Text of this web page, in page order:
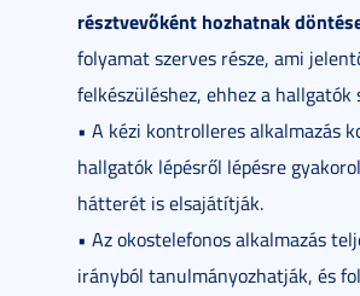
résztvevőként hozhatnak
folyamat szerves része, ami
felkészüléshez, ehhez a hallgatók
• A kézi kontrolleres alkalmazás
hallgatók lépésről lépésre
hátterét is elsajátítják.
• Az okostelefonos alkalmazás
irányból tanulmányozhatják, és